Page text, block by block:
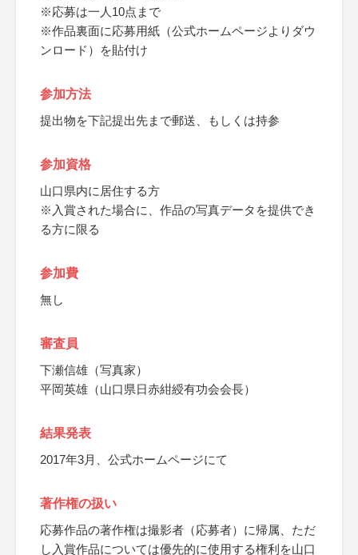
※応募は一人10点まで
※作品裏面に応募用紙（公式ホームページよりダウ
ンロード）を貼付け
参加方法
提出物を下記提出先まで郵送、もしくは持参
参加資格
山口県内に居住する方
※入賞された場合に、作品の写真データを提供でき
る方に限る
参加費
無し
審査員
下瀬信雄（写真家）
平岡英雄（山口県日赤紺綬有功会会長）
結果発表
2017年3月、公式ホームページにて
著作権の扱い
応募作品の著作権は撮影者（応募者）に帰属、ただ
し入賞作品については優先的に使用する権利を山口